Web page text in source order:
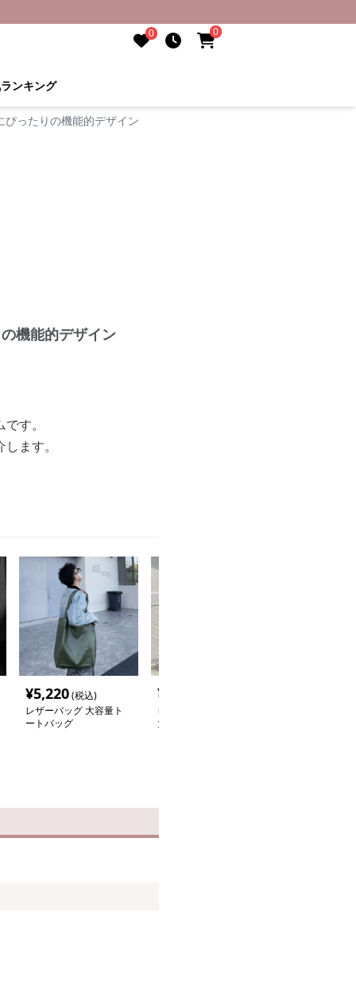
0
0
ランキング
ったりの機能的デザイン
機能的デザイン
す。
ます。
¥5,220(税込)
レザーバッグ 大容量ト
ートバッグ
¥
レザーバッグ シンプル
大容量トートバッグ